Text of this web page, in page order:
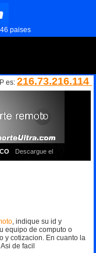
paises
es: 216.73.216.114
Descargue el
en su pantalla
, indique su id y
equipo de computo o
y cotizacion. En cuanto la
de facil